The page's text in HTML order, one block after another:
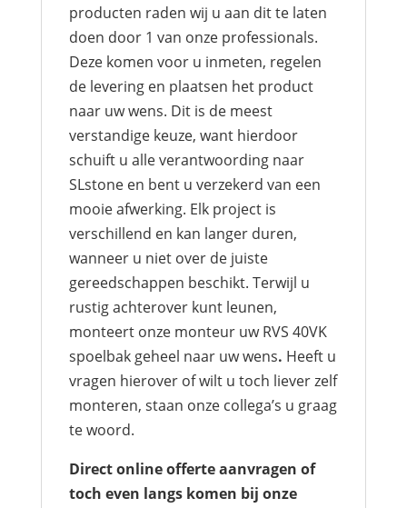
producten raden wij u aan dit te laten
doen door 1 van onze professionals.
Deze komen voor u inmeten, regelen
de levering en plaatsen het product
naar uw wens. Dit is de meest
verstandige keuze, want hierdoor
schuift u alle verantwoording naar
SLstone en bent u verzekerd van een
mooie afwerking. Elk project is
verschillend en kan langer duren,
wanneer u niet over de juiste
gereedschappen beschikt. Terwijl u
rustig achterover kunt leunen,
monteert onze monteur uw RVS 40VK
spoelbak geheel naar uw wens. Heeft u
vragen hierover of wilt u toch liever zelf
monteren, staan onze collega’s u graag
te woord.
Direct online offerte aanvragen of
toch even langs komen bij onze